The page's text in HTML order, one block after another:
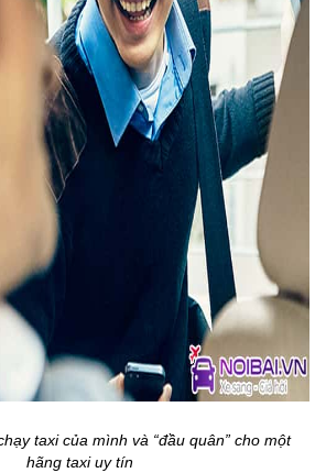
taxi của mình và “đầu quân” cho một
hãng taxi uy tín